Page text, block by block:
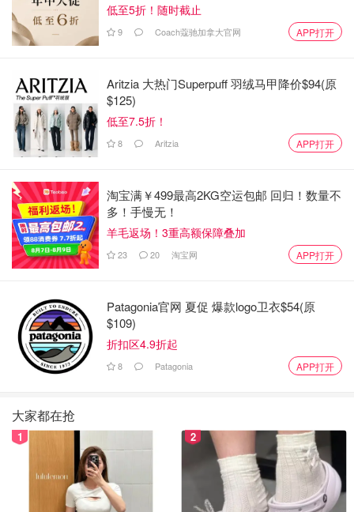
低至5折！随时截止
9 Coach蔻驰加拿大官网 APP打开
Aritzia 大热门Superpuff 羽绒马甲降价$94(原
$125)
低至7.5折！
8 Aritzia APP打开
淘宝满￥499最高2KG空运包邮 回归！数量不
多！手慢无！
羊毛返场！3重高额保障叠加
23 20 淘宝网 APP打开
Patagonia官网 夏促 爆款logo卫衣$54(原
$109)
折扣区4.9折起
8 Patagonia APP打开
大家都在抢
1 2